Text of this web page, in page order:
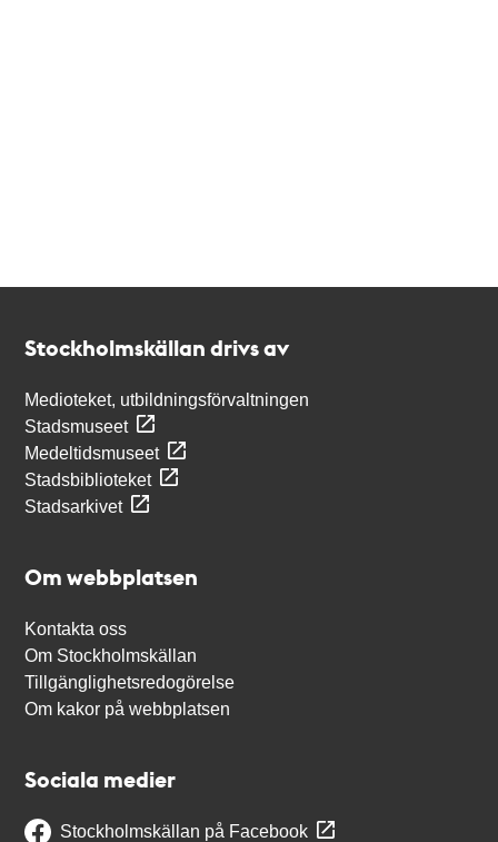
Stockholmskällan drivs av
Medioteket, utbildningsförvaltningen
Stadsmuseet
Medeltidsmuseet
Stadsbiblioteket
Stadsarkivet
Om webbplatsen
Kontakta oss
Om Stockholmskällan
Tillgänglighetsredogörelse
Om kakor på webbplatsen
Sociala medier
Stockholmskällan på Facebook